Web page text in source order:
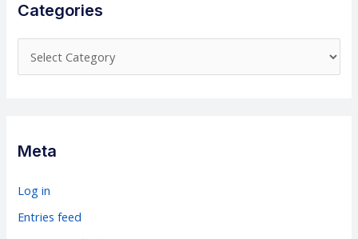
Categories
a
g
r
i
Meta
Log in
Entries feed